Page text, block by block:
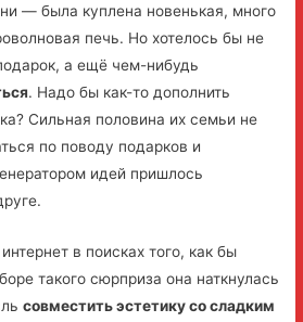
— была куплена новенькая, много
печь. Но хотелось бы не
а ещё чем-нибудь
. Надо бы как-то дополнить
Сильная половина их семьи не
по поводу подарков и
идей пришлось
в поисках того, как бы
такого сюрприза она наткнулась
совместить эстетику со сладким